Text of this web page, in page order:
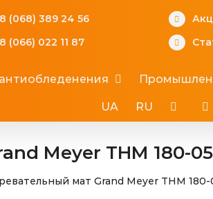
(068) 389 24 56
(066) 022 11 87
UA RU
Meyer THM 180-
мат Grand Meyer THM